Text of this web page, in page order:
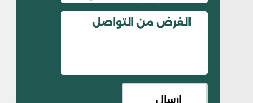
Arabia
الغرض من التواصل